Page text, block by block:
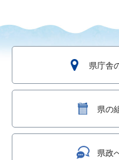
県庁舎
県の
県政